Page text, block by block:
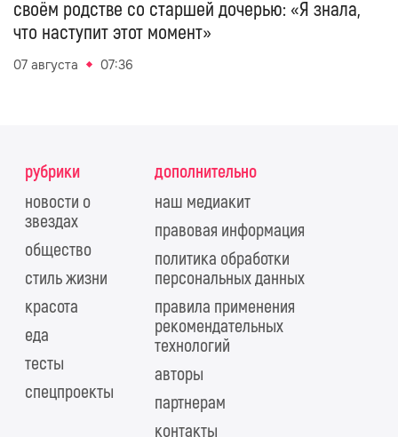
своём родстве со старшей дочерью: «Я знала,
что наступит этот момент»
07 августа 07:36
рубрики
новости о
звездах
общество
стиль жизни
красота
еда
тесты
спецпроекты
дополнительно
наш медиакит
правовая информация
политика обработки
персональных данных
правила применения
рекомендательных
технологий
авторы
партнерам
контакты